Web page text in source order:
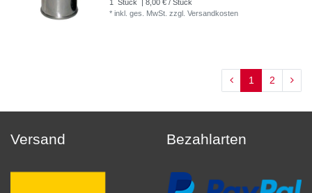
1 Stück
| 8,00 € / Stück
*inkl. ges. MwSt. zzgl.Versandkosten
1 2
Versand Bezahlarten